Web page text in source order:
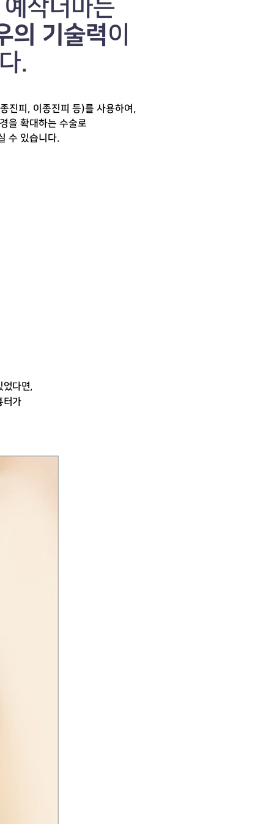
작더마는
의 기술력이
.
진피, 이종진피 등)를 사용하여,
을 확대하는 수술로
수 있습니다.
었다면,
터가